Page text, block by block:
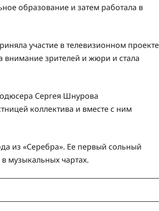
образование и затем работала в
участие в телевизионном проекте
внимание зрителей и жюри и стала
Сергея Шнурова
коллектива и вместе с ним
из «Серебра». Ее первый сольный
музыкальных чартах.